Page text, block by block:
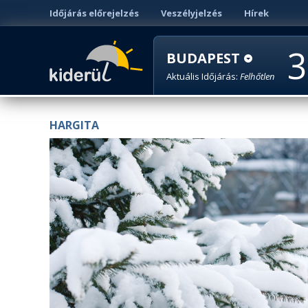
Időjárás előrejelzés Veszélyjelzés Hírek
BUDAPEST
Aktuális Időjárás: Felhőtlen
HARGITA